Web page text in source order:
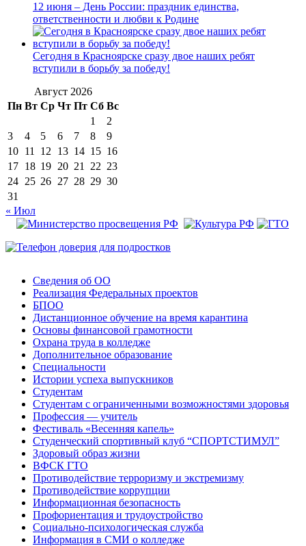
12 июня – День России: праздник единства,
ответственности и любви к Родине
Сегодня в Красноярске сразу двое наших ребят
вступили в борьбу за победу!
Август 2026
Пн Вт Ср Чт Пт Сб Вс
1
2
3
4 5 6 7 8
9
10 11 12 13 14 15 16
17 18 19 20 21 22 23
24 25 26 27 28 29 30
31
« Июл
Сведения об ОО
Реализация Федеральных проектов
БПОО
Дистанционное обучение на время карантина
Основы финансовой грамотности
Охрана труда в колледже
Дополнительное образование
Специальности
Истории успеха выпускников
Студентам
Студентам с ограниченными возможностями здоровья
Профессия — учитель
Фестиваль «Весенняя капель»
Студенческий спортивный клуб “СПОРТСТИМУЛ”
Здоровый образ жизни
ВФСК ГТО
Противодействие терроризму и экстремизму
Противодействие коррупции
Информационная безопасность
Профориентация и трудоустройство
Социально-психологическая служба
Информация в СМИ о колледже